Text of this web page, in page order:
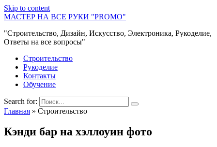
Skip to content
МАСТЕР НА ВСЕ РУКИ "PROMO"
"Строительство, Дизайн, Искусство, Электроника, Рукоделие,
Ответы на все вопросы"
Строительство
Рукоделие
Контакты
Обучение
Search for:
Главная » Строительство
Кэнди бар на хэллоуин фото